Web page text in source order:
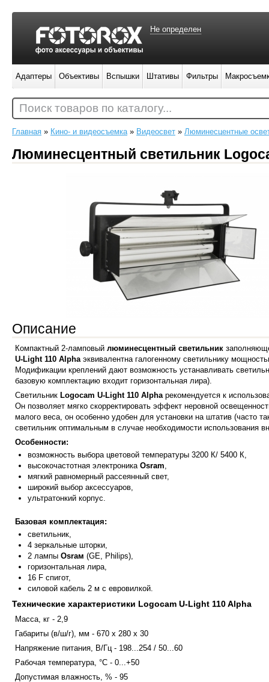
Главная » Кино- и видеосъемка» Видеосвет » Люминесцентные
Люминесцентный светильник
Описание
Компактный 2-ламповый люминесцентный светильник
U-Light 110 Alpha эквивалентна галогенному светильнику
Модификации креплений дают возможность устанавливать
базовую комплектацию входит горизонтальная лира).
Светильник Logocam U-Light 110 Alpha рекомендуется к
Он позволяет мягко скорректировать эффект неровной
малого веса, он особенно удобен для установки на штатив (часто
светильник оптимальным в случае необходимости использования
Особенности:
возможность выбора цветовой температуры 3200 К/ 5400 К,
высокочастотная электроника Osram,
мягкий равномерный рассеянный свет,
широкий выбор аксессуаров,
ультратонкий корпус.
Базовая комплектация:
светильник,
4 зеркальные шторки,
2 лампы Osraм (GE, Philips),
горизонтальная лира,
16 F спигот,
силовой кабель 2 м с евровилкой.
Технические характеристики Logocam U-Light 110 Alpha
Масса, кг - 2,9
Габариты (в/ш/г), мм - 670 x 280 x 30
Напряжение питания, В/Гц - 198...254 / 50...60
Рабочая температура, °С - 0...+50
Допустимая влажность, % - 95
Не определен
Адаптеры Объективы Вспышки Штативы Фильтры
Поиск товаров по каталогу...